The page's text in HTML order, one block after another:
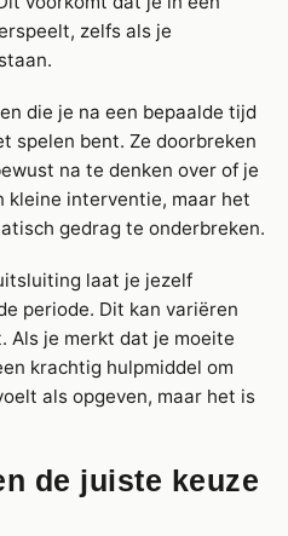
zelfs als je
die je na een bepaalde tijd
spelen bent. Ze doorbreken
na te denken over of je
kleine interventie, maar het
gedrag te onderbreken.
laat je jezelf
periode. Dit kan variëren
Als je merkt dat je moeite
krachtig hulpmiddel om
als opgeven, maar het is
de juiste keuze